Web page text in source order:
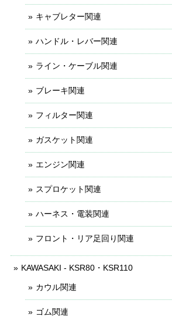
キャブレター関連
ハンドル・レバー関連
ライン・ケーブル関連
ブレーキ関連
フィルター関連
ガスケット関連
エンジン関連
スプロケット関連
ハーネス・電装関連
フロント・リア足回り関連
KAWASAKI - KSR80・KSR110
カウル関連
ゴム関連